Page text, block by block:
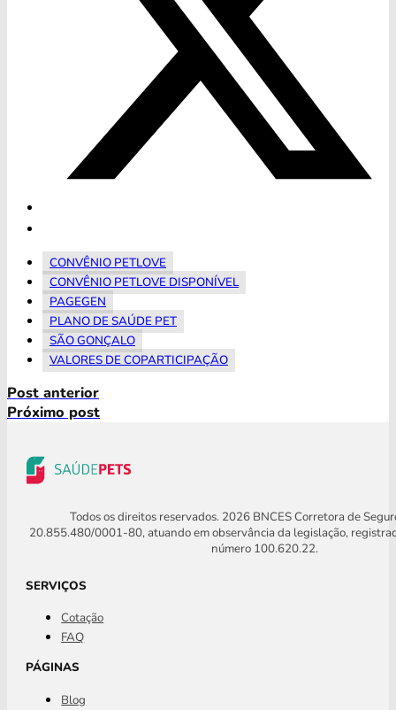
CONVÊNIO PETLOVE
CONVÊNIO PETLOVE DISPONÍVEL
PAGEGEN
PLANO DE SAÚDE PET
SÃO GONÇALO
VALORES DE COPARTICIPAÇÃO
Post anterior
Próximo post
Todos os direitos reservados. 2026 BNCES Corretora de
20.855.480/0001-80, atuando em observância da legislação,
número 100.620.22.
SERVIÇOS
Cotação
FAQ
PÁGINAS
Blog